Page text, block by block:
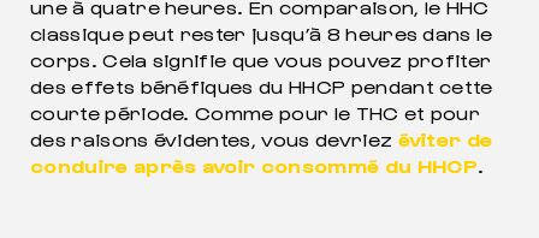
une à quatre heures. En comparaison, le HHC
classique peut rester jusqu’à 8 heures dans le
corps. Cela signifie que vous pouvez profiter
des effets bénéfiques du HHCP pendant cette
courte période. Comme pour le THC et pour
des raisons évidentes, vous devriez éviter de
conduire après avoir consommé du HHCP.